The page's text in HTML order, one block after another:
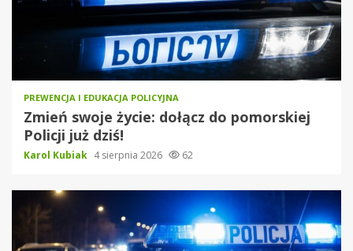
PREWENCJA I EDUKACJA POLICYJNA
Zmień swoje życie: dołącz do pomorskiej
Policji już dziś!
Karol Kubiak 4 sierpnia 2026 62